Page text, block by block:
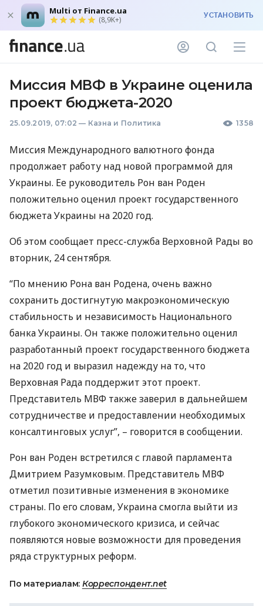
Multi от Finance.ua
(8,9K+) УСТАНОВИТЬ
Миссия МВФ в Украине оценила
проект бюджета-2020
25.09.2019, 07:02 — Казна и Политика 1358
Миссия Международного валютного фонда
продолжает работу над новой программой для
Украины. Ее руководитель Рон ван Роден
положительно оценил проект государственного
бюджета Украины на 2020 год.
Об этом сообщает пресс-служба Верховной Рады во
вторник, 24 сентября.
“По мнению Рона ван Родена, очень важно
сохранить достигнутую макроэкономическую
стабильность и независимость Национального
банка Украины. Он также положительно оценил
разработанный проект государственного бюджета
на 2020 год и выразил надежду на то, что
Верховная Рада поддержит этот проект.
Представитель МВФ также заверил в дальнейшем
сотрудничестве и предоставлении необходимых
консалтинговых услуг”, – говорится в сообщении.
Рон ван Роден встретился с главой парламента
Дмитрием Разумковым. Представитель МВФ
отметил позитивные изменения в экономике
страны. По его словам, Украина смогла выйти из
глубокого экономического кризиса, и сейчас
появляются новые возможности для проведения
ряда структурных реформ.
По материалам: Корреспондент.net